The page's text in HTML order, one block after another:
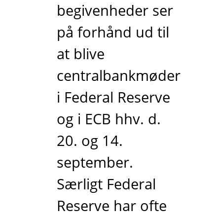
begivenheder ser
på forhånd ud til
at blive
centralbankmøder
i Federal Reserve
og i ECB hhv. d.
20. og 14.
september.
Særligt Federal
Reserve har ofte